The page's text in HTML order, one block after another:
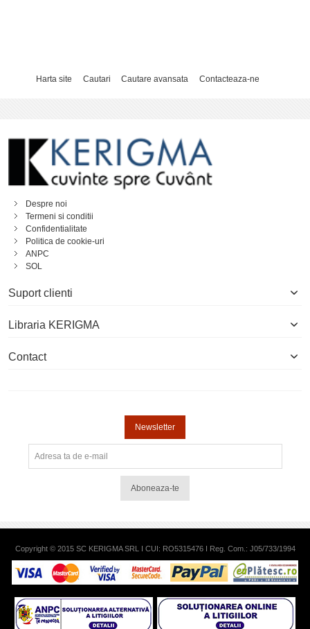
Harta site Cautari Cautare avansata Contacteaza-ne
Despre noi
Termeni si conditii
Confidentialitate
Politica de cookie-uri
ANPC
SOL
Suport clienti
Libraria KERIGMA
Contact
Newsletter
Aboneaza-te
Copyright © 2015 SC KERIGMA SRL I CUI: RO5315476 I Reg. Com.: J05/733/1994